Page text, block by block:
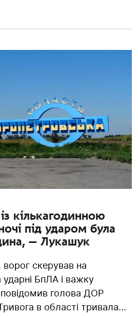
кількагодинною
під ударом була
— Лукашук
ворог скерував на
БпЛА і важку
голова ДОР
в області тривала...